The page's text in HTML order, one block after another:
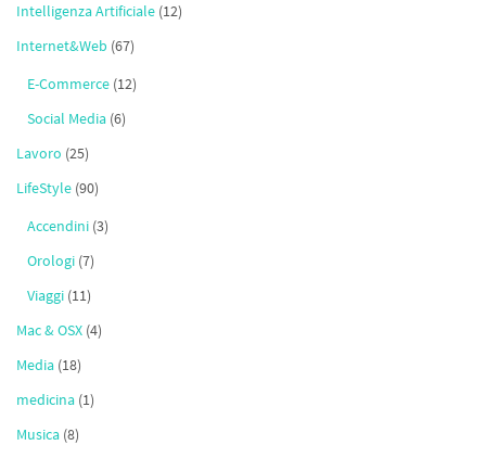
Intelligenza Artificiale (12)
Internet&Web (67)
E-Commerce (12)
Social Media (6)
Lavoro (25)
LifeStyle (90)
Accendini (3)
Orologi (7)
Viaggi (11)
Mac & OSX (4)
Media (18)
medicina (1)
Musica (8)